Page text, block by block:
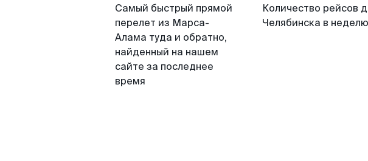
Самый быстрый прямой
перелет из Марса-
Алама туда и обратно,
найденный на нашем
сайте за последнее
время
Количество рейсов
Челябинска в неделю